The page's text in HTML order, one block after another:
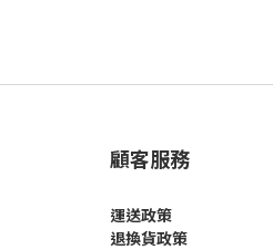
顧客服務
運送政策
退換貨政策